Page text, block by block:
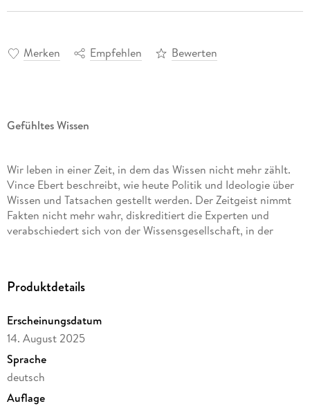
Merken Empfehlen Bewerten
Gefühltes Wissen
Wir leben in einer Zeit, in dem das Wissen nicht mehr zählt.
Vince Ebert beschreibt, wie heute Politik und Ideologie über
Wissen und Tatsachen gestellt werden. Der Zeitgeist nimmt
Fakten nicht mehr wahr, diskreditiert die Experten und
verabschiedert sich von der Wissensgesellschaft, in der
zurück zur Wissenschaft und raus aus der selbstverschuldeten
Wissenschaft ab, wir verweigern uns damit der Realität. Um
die Zukunft zu meistern, brauchen wir aber mehr Wissen,
Vernunft und Naturwissenschaft, nicht weniger.
Produktdetails
Erscheinungsdatum
14. August 2025
Sprache
deutsch
Auflage